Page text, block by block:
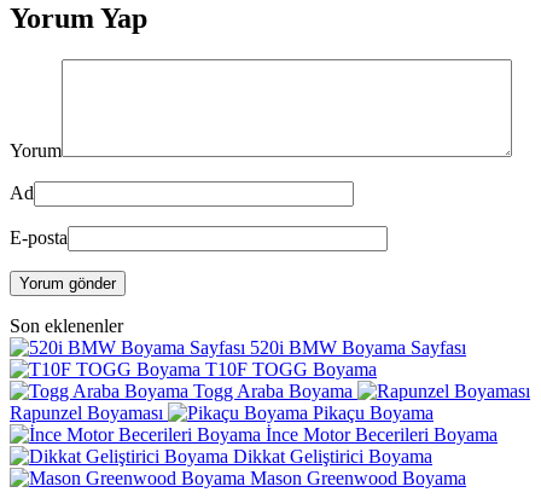
Yorum Yap
Yorum
Ad
E-posta
Yorum gönder
Son eklenenler
520i BMW Boyama Sayfası
T10F TOGG Boyama
Togg Araba Boyama
Rapunzel Boyaması
Pikaçu Boyama
İnce Motor Becerileri Boyama
Dikkat Geliştirici Boyama
Mason Greenwood Boyama